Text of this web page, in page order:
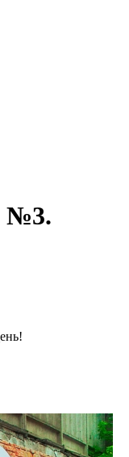
№3.